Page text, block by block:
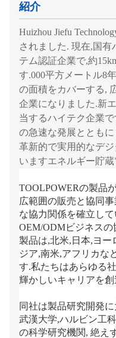
紹介
Huizhou Jiefu
されました. 現在,国有
テム認証企業で,約
す.000平方メートル8
の面積をカバーする,
企業になりました.新
当するハイテク企業
の急速な発展ととも
革新的で実用的なデ
いますエネルギー貯
TOOLPOWERの製品
広範囲の販売と協同
な協力関係を確立し
OEM/ODMビジネス
製品は,北米,日本,ヨー
ジア,南米,アフリカな
す.私たちはあらゆる
輝かしいキャリアを
同社は製品研究開発
武漢大学,ハルビン工
の科学研究機関, 絶え